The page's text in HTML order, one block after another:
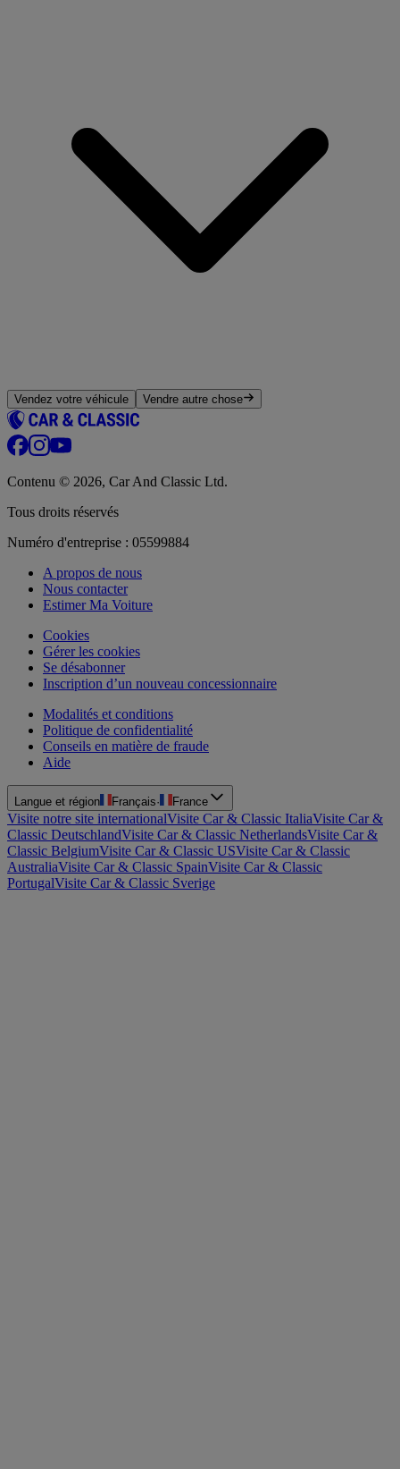
Vendez votre véhicule Vendre autre chose
Contenu © 2026, Car And Classic Ltd.
Tous droits réservés
Numéro d'entreprise : 05599884
A propos de nous
Nous contacter
Estimer Ma Voiture
Cookies
Gérer les cookies
Se désabonner
Inscription d’un nouveau concessionnaire
Modalités et conditions
Politique de confidentialité
Conseils en matière de fraude
Aide
Langue et région Français· France
Visite notre site internationalVisite Car & Classic ItaliaVisite Car &
Classic DeutschlandVisite Car & Classic NetherlandsVisite Car &
Classic BelgiumVisite Car & Classic USVisite Car & Classic
AustraliaVisite Car & Classic SpainVisite Car & Classic
PortugalVisite Car & Classic Sverige